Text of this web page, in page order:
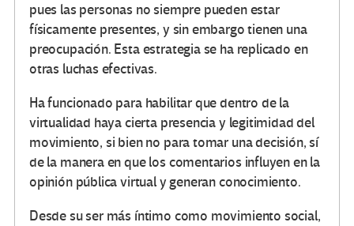
pues las personas no siempre pueden estar
físicamente presentes, y sin embargo tienen una
preocupación. Esta estrategia se ha replicado en
otras luchas efectivas.
Ha funcionado para habilitar que dentro de la
virtualidad haya cierta presencia y legitimidad del
movimiento, si bien no para tomar una decisión, sí
de la manera en que los comentarios influyen en la
opinión pública virtual y generan conocimiento.
Desde su ser más íntimo como movimiento social,